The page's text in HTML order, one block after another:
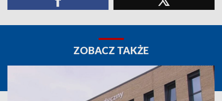
ZOBACZ TAKŻE